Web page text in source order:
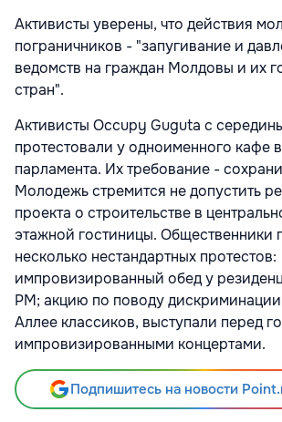
Активисты уверены, что действия
пограничников - "запугивание и
ведомств на граждан Молдовы и их
стран".
Активисты Occupy Guguta с
протестовали у одноименного кафе
парламента. Их требование -
Молодежь стремится не допустить
проекта о строительстве в
этажной гостиницы. Общественники
несколько нестандартных протестов:
импровизированный обед у
РМ; акцию по поводу
Аллее классиков, выступали перед
импровизированными концертами.
Подпишитесь на новости